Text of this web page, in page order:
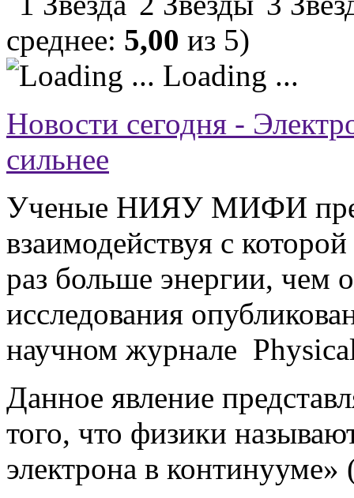
среднее: 5,00 из 5)
Loading ...
Новости сегодня -
сильнее
Ученые НИЯУ МИФИ
взаимодействуя с
раз больше энергии, чем
исследования
научном журнале
Данное явление
того, что физики
электрона в